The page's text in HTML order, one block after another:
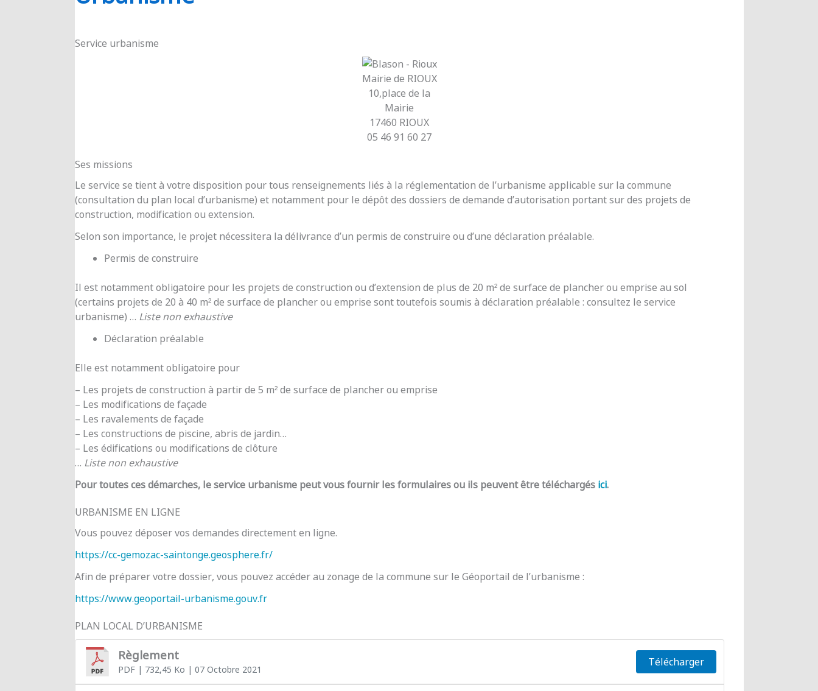
Service urbanisme
Mairie de RIOUX
10,place de la
Mairie
17460 RIOUX
05 46 91 60 27
Ses missions
Le service se tient à votre disposition pour tous renseignements liés à la réglementation de l’urbanisme applicable sur la commune
(consultation du plan local d’urbanisme) et notamment pour le dépôt des dossiers de demande d’autorisation portant sur des projets de
construction, modification ou extension.
Selon son importance, le projet nécessitera la délivrance d’un permis de construire ou d’une déclaration préalable.
Permis de construire
Il est notamment obligatoire pour les projets de construction ou d’extension de plus de 20 m² de surface de plancher ou emprise au sol
(certains projets de 20 à 40 m² de surface de plancher ou emprise sont toutefois soumis à déclaration préalable : consultez le service
urbanisme) … Liste non exhaustive
Déclaration préalable
Elle est notamment obligatoire pour
– Les projets de construction à partir de 5 m² de surface de plancher ou emprise
– Les modifications de façade
– Les ravalements de façade
– Les constructions de piscine, abris de jardin…
– Les édifications ou modifications de clôture
… Liste non exhaustive
Pour toutes ces démarches, le service urbanisme peut vous fournir les formulaires ou ils peuvent être téléchargés ici.
URBANISME EN LIGNE
Vous pouvez déposer vos demandes directement en ligne.
https://cc-gemozac-saintonge.geosphere.fr/
Afin de préparer votre dossier, vous pouvez accéder au zonage de la commune sur le Géoportail de l’urbanisme :
https://www.geoportail-urbanisme.gouv.fr
PLAN LOCAL D’URBANISME
Règlement
PDF| 732,45 Ko | 07 Octobre 2021
Télécharger